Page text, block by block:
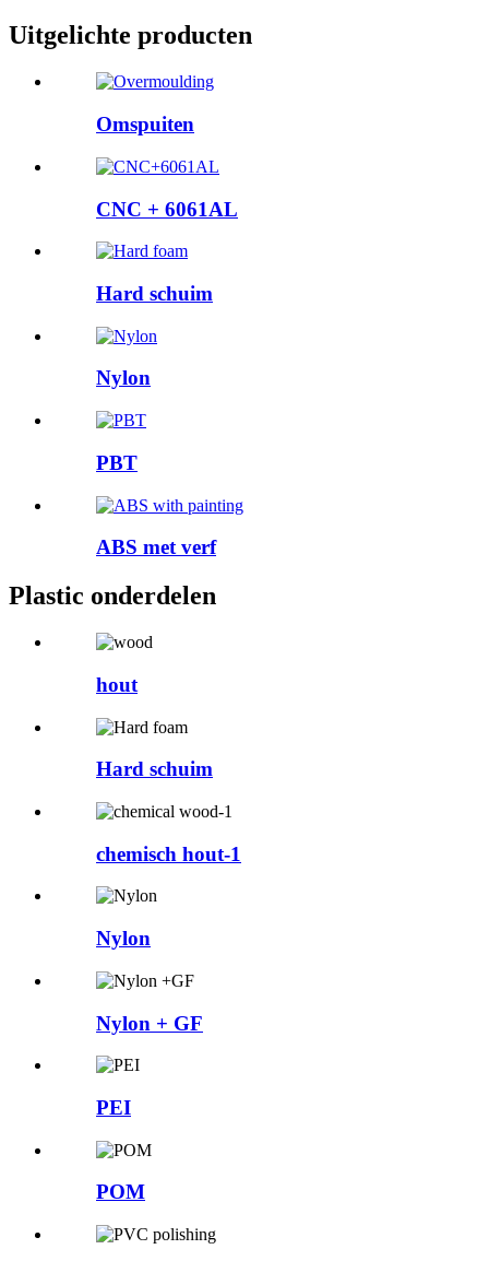
Uitgelichte producten
Omspuiten
CNC + 6061AL
Hard schuim
Nylon
PBT
ABS met verf
Plastic onderdelen
hout
Hard schuim
chemisch hout-1
Nylon
Nylon + GF
PEI
POM